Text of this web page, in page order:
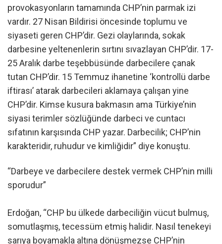
provokasyonların tamamında CHP’nin parmak izi
vardır. 27 Nisan Bildirisi öncesinde toplumu ve
siyaseti geren CHP’dir. Gezi olaylarında, sokak
darbesine yeltenenlerin sırtını sıvazlayan CHP’dir. 17-
25 Aralık darbe teşebbüsünde darbecilere çanak
tutan CHP’dir. 15 Temmuz ihanetine ‘kontrollü darbe
iftirası’ atarak darbecileri aklamaya çalışan yine
CHP’dir. Kimse kusura bakmasın ama Türkiye’nin
siyasi terimler sözlüğünde darbeci ve cuntacı
sıfatının karşısında CHP yazar. Darbecilik; CHP’nin
karakteridir, ruhudur ve kimliğidir” diye konuştu.
“Darbeye ve darbecilere destek vermek CHP’nin milli
sporudur”
Erdoğan, “CHP bu ülkede darbeciliğin vücut bulmuş,
somutlaşmış, tecessüm etmiş halidir. Nasıl tenekeyi
sarıya boyamakla altına dönüşmezse CHP’nin